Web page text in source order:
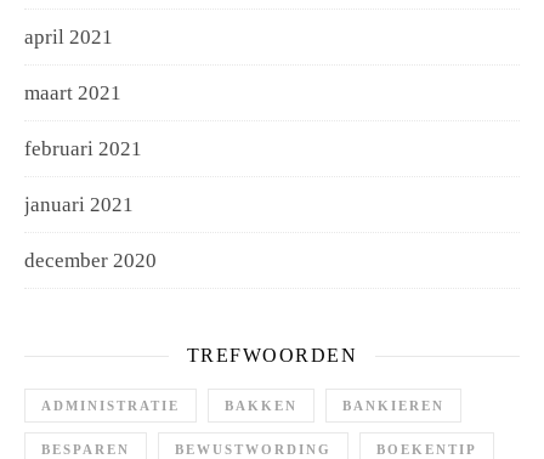
april 2021
maart 2021
februari 2021
januari 2021
december 2020
TREFWOORDEN
ADMINISTRATIE BAKKEN BANKIEREN
BESPAREN BEWUSTWORDING BOEKENTIP